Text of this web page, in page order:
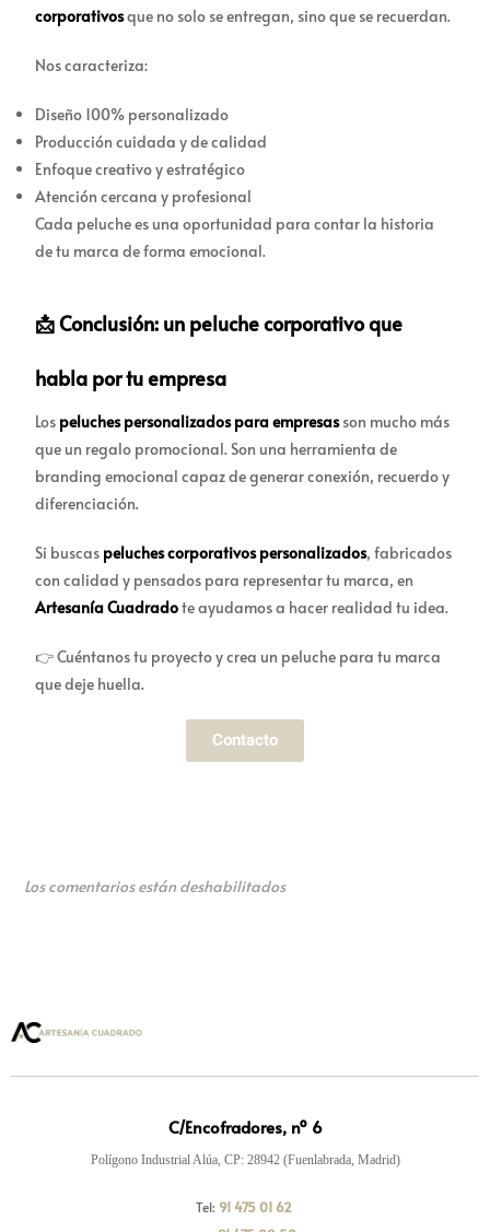
corporativosque no solo se entregan, sino que se recuerdan.
Nos caracteriza:
Diseño 100% personalizado
Producción cuidada y de calidad
Enfoque creativo y estratégico
Atención cercana y profesional
Cada peluche es una oportunidad para contar la historia
de tu marca de forma emocional.
📩 Conclusión: un peluche corporativo que
habla por tu empresa
Los peluches personalizados para empresasson mucho más
que un regalo promocional. Son una herramienta de
branding emocional capaz de generar conexión, recuerdo y
diferenciación.
Si buscas peluches corporativos personalizados, fabricados
con calidad y pensados para representar tu marca, en
Artesanía Cuadradote ayudamos a hacer realidad tu idea.
👉 Cuéntanos tu proyecto y crea un peluche para tu marca
que deje huella.
Contacto
Los comentarios están deshabilitados
C/Encofradores, nº 6
Polígono Industrial Alúa, CP: 28942 (Fuenlabrada, Madrid)
Tel: 91 475 01 62